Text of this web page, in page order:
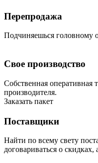
Перепродажа
Подчиняешься головному
Свое производство
Собственная оперативная
производителя.
Заказать пакет
Поставщики
Найти по всему свету
договариваться о